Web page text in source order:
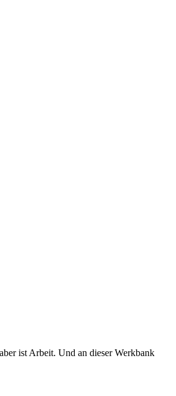
ist Arbeit. Und an dieser Werkbank